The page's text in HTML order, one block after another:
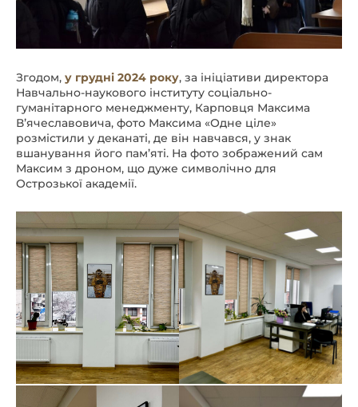
Згодом, у грудні 2024 року, за ініціативи директора
Навчально-наукового інституту соціально-
гуманітарного менеджменту, Карповця Максима
Вʼячеславовича, фото Максима «Одне ціле»
розмістили у деканаті, де він навчався, у знак
вшанування його пам’яті. На фото зображений сам
Максим з дроном, що дуже символічно для
Острозької академії.